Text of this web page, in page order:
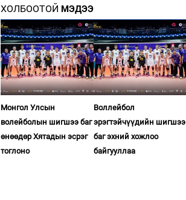
ХОЛБООТОЙ МЭДЭЭ
Монгол Улсын
волейболын шигшээ баг
өнөөдөр Хятадын эсрэг
тоглоно
Воллейбол
эрэгтэйчүүдийн шигшээ
баг эхний хожлоо
байгууллаа